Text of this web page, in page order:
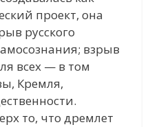
проект, она
русского
взрыв
всех — в том
Кремля,
то, что дремлет